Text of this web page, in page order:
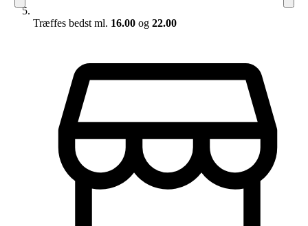
Træffes bedst ml. 16.00 og 22.00